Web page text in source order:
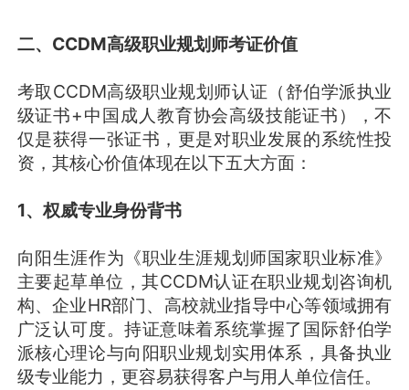
二、CCDM高级职业规划师考证价值
考取CCDM高级职业规划师认证（舒伯学派执业
级证书+中国成人教育协会高级技能证书），不
仅是获得一张证书，更是对职业发展的系统性投
资，其核心价值体现在以下五大方面：
1、权威专业身份背书
向阳生涯作为《职业生涯规划师国家职业标准》
主要起草单位，其CCDM认证在职业规划咨询机
构、企业HR部门、高校就业指导中心等领域拥有
广泛认可度。持证意味着系统掌握了国际舒伯学
派核心理论与向阳职业规划实用体系，具备执业
级专业能力，更容易获得客户与用人单位信任。